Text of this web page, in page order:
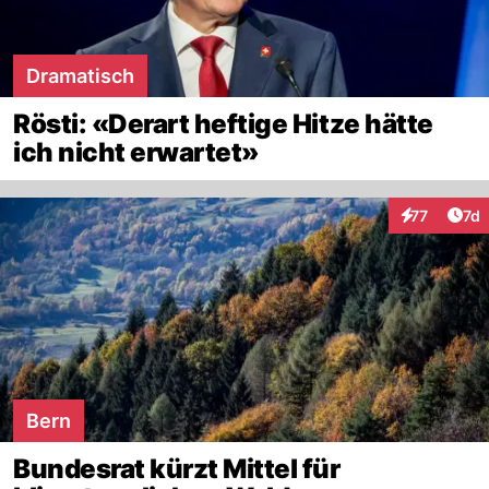
Dramatisch
Rösti: «Derart heftige Hitze hätte
ich nicht erwartet»
77 7d
Bern
Bundesrat kürzt Mittel für